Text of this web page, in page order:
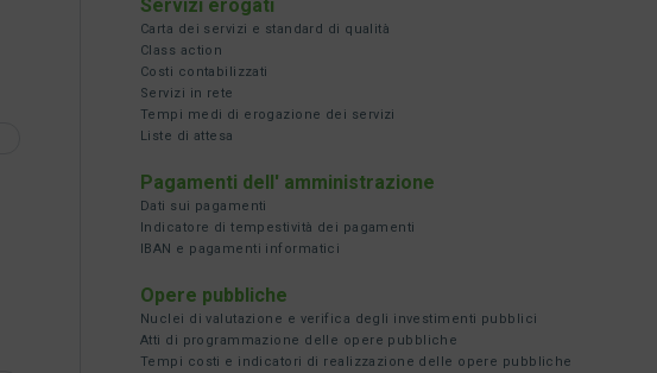
Servizi erogati
Carta dei servizi e standard di qualità
Class action
Costi contabilizzati
Servizi in rete
Tempi medi di erogazione dei servizi
Liste di attesa
Pagamenti dell' amministrazione
Dati sui pagamenti
Indicatore di tempestività dei pagamenti
IBAN e pagamenti informatici
Opere pubbliche
Nuclei di valutazione e verifica degli investimenti pubblici
Atti di programmazione delle opere pubbliche
Tempi costi e indicatori di realizzazione delle opere pubbliche